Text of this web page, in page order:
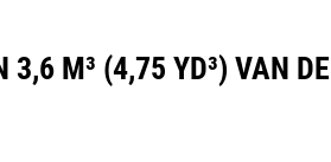
3,6 M³ (4,75 YD³) VAN DE